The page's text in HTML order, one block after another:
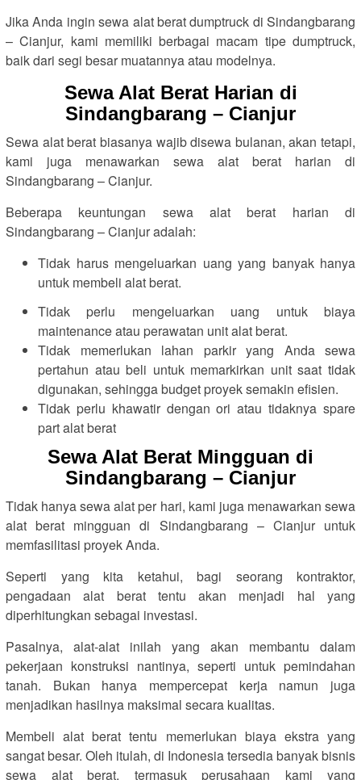
Jika Anda ingin sewa alat berat dumptruck di Sindangbarang
– Cianjur, kami memiliki berbagai macam tipe dumptruck,
baik dari segi besar muatannya atau modelnya.
Sewa Alat Berat Harian di
Sindangbarang – Cianjur
Sewa alat berat biasanya wajib disewa bulanan, akan tetapi,
kami juga menawarkan sewa alat berat harian di
Sindangbarang – Cianjur.
Beberapa keuntungan sewa alat berat harian di
Sindangbarang – Cianjur adalah:
Tidak harus mengeluarkan uang yang banyak hanya
untuk membeli alat berat.
Tidak perlu mengeluarkan uang untuk biaya
maintenance atau perawatan unit alat berat.
Tidak memerlukan lahan parkir yang Anda sewa
pertahun atau beli untuk memarkirkan unit saat tidak
digunakan, sehingga budget proyek semakin efisien.
Tidak perlu khawatir dengan ori atau tidaknya spare
part alat berat
Sewa Alat Berat Mingguan di
Sindangbarang – Cianjur
Tidak hanya sewa alat per hari, kami juga menawarkan sewa
alat berat mingguan di Sindangbarang – Cianjur untuk
memfasilitasi proyek Anda.
Seperti yang kita ketahui, bagi seorang kontraktor,
pengadaan alat berat tentu akan menjadi hal yang
diperhitungkan sebagai investasi.
Pasalnya, alat-alat inilah yang akan membantu dalam
pekerjaan konstruksi nantinya, seperti untuk pemindahan
tanah. Bukan hanya mempercepat kerja namun juga
menjadikan hasilnya maksimal secara kualitas.
Membeli alat berat tentu memerlukan biaya ekstra yang
sangat besar. Oleh itulah, di Indonesia tersedia banyak bisnis
sewa alat berat, termasuk perusahaan kami yang